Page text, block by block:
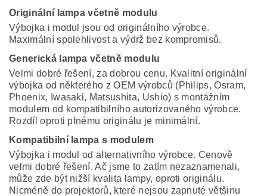
Originální lampa včetně modulu
Výbojka i modul jsou od originálního výrobce.
Maximální spolehlivost a výdrž bez kompromisů.
Generická lampa včetně modulu
Velmi dobré řešení, za dobrou cenu. Kvalitní originální
výbojka od některého z OEM výrobců (Philips, Osram,
Phoenix, Iwasaki, Matsushita, Ushio) s montážním
modulem od kompatibilního autorizovaného výrobce.
Rozdíl oproti plnému originálu je minimální.
Kompatibilní lampa s modulem
Výbojka i modul od alternativního výrobce. Cenově
velmi dobré řešení. Ač jsme to zatím nezaznamenali,
může zde být nižší kvalita lampy, oproti originálu.
Nicméně do projektorů, které nejsou zapnuté většinu